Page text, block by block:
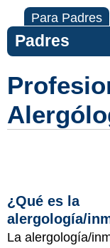
Para Padres
Padres
¿Qué es la
alergología/
La alergología/